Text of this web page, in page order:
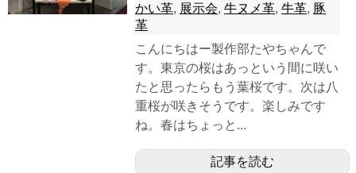
かい革, 展示会, 牛ヌメ革, 牛革, 豚
革
こんにちはー製作部たやちゃんで
す。東京の桜はあっという間に咲い
たと思ったらもう葉桜です。次は八
重桜が咲きそうです。楽しみです
ね。春はちょっと...
記事を読む